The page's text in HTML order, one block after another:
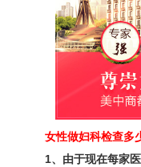
女性做妇科检查多
1、由于现在每家